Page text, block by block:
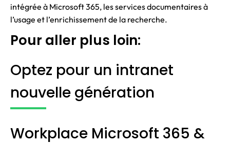
intégrée à Microsoft 365, les services documentaires à
l’usage et l’enrichissement de la recherche.
Pour aller plus loin:
Optez pour un intranet
nouvelle génération
Workplace Microsoft 365 &